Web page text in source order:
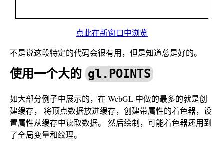
点此在新窗口中浏览
不是说这段特定的代码会很有用，但是知道总是好的。
使用一个大的 gl.POINTS
如大部分例子中展示的，在 WebGL 中做的最多的就是创
建缓存， 将顶点数据放进缓存，创建带属性的着色器，设
置属性从缓存中读取数据。 然后绘制，可能着色器还用到
了全局变量和纹理。